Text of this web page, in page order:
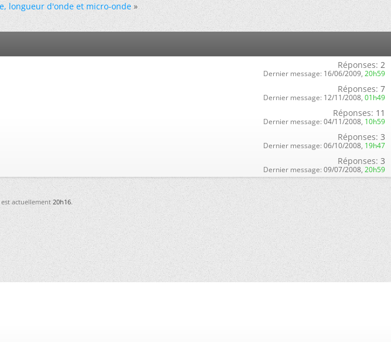
longueur d'onde et micro-onde »
Réponses: 2
Dernier message: 16/06/2009, 20h59
Réponses: 7
Dernier message: 12/11/2008, 01h49
Réponses: 11
Dernier message: 04/11/2008, 10h59
Réponses: 3
Dernier message: 06/10/2008, 19h47
Réponses: 3
Dernier message: 09/07/2008, 20h59
est actuellement20h16.